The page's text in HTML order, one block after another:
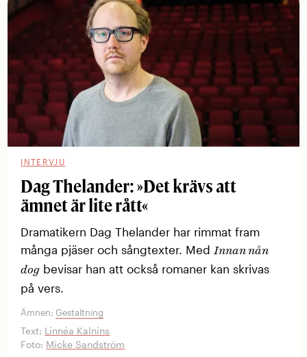
INTERVJU
Dag Thelander: »Det krävs att
ämnet är lite rått«
Dramatikern Dag Thelander har rimmat fram
många ­pjäser och sångtexter. Med Innan nån
dog bevisar han att också romaner kan skrivas
på vers.
Ämnen:Gestaltning
Text: Linnéa Kalnins
Foto: Micke Sandström